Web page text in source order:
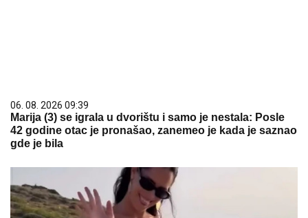
06. 08. 2026 09:39
Marija (3) se igrala u dvorištu i samo je nestala: Posle
42 godine otac je pronašao, zanemeo je kada je saznao
gde je bila